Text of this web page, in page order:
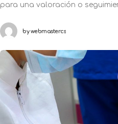
para una valoración o
tratamiento, pero ¿No sabes
bywebmastercs